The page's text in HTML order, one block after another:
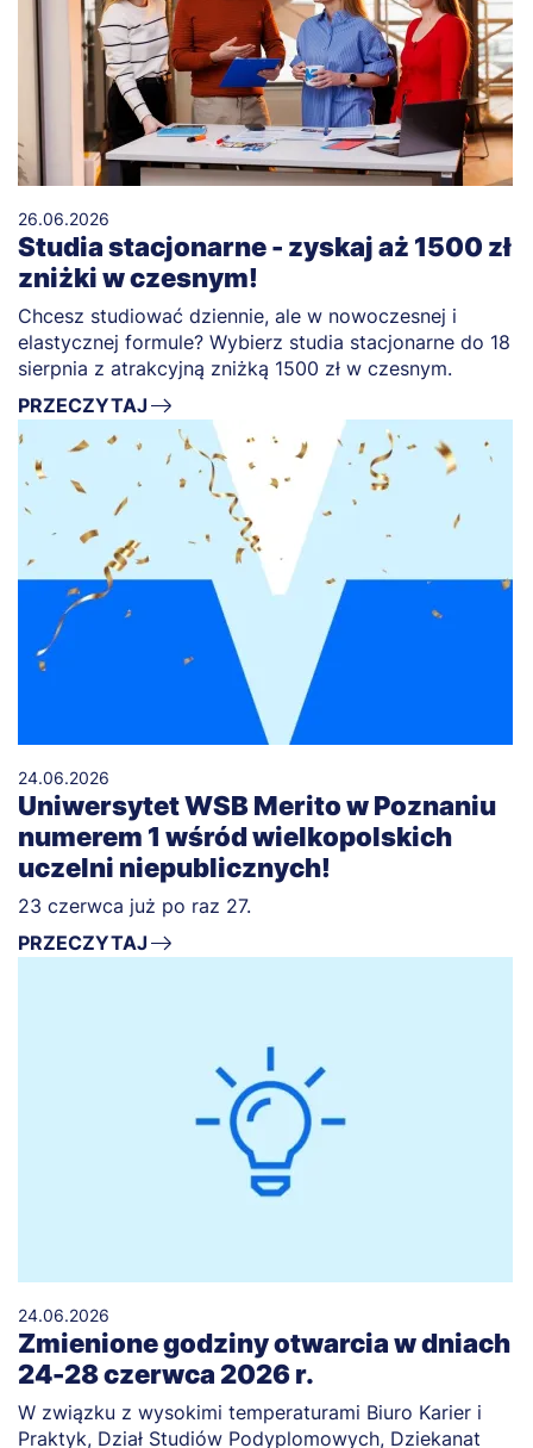
26.06.2026
Studia stacjonarne - zyskaj aż 1500 zł
zniżki w czesnym!
Chcesz studiować dziennie, ale w nowoczesnej i
elastycznej formule? Wybierz studia stacjonarne do 18
sierpnia z atrakcyjną zniżką 1500 zł w czesnym.
PRZECZYTAJ
24.06.2026
Uniwersytet WSB Merito w Poznaniu
numerem 1 wśród wielkopolskich
uczelni niepublicznych!
23 czerwca już po raz 27.
PRZECZYTAJ
24.06.2026
Zmienione godziny otwarcia w dniach
24-28 czerwca 2026 r.
W związku z wysokimi temperaturami Biuro Karier i
Praktyk, Dział Studiów Podyplomowych, Dziekanat